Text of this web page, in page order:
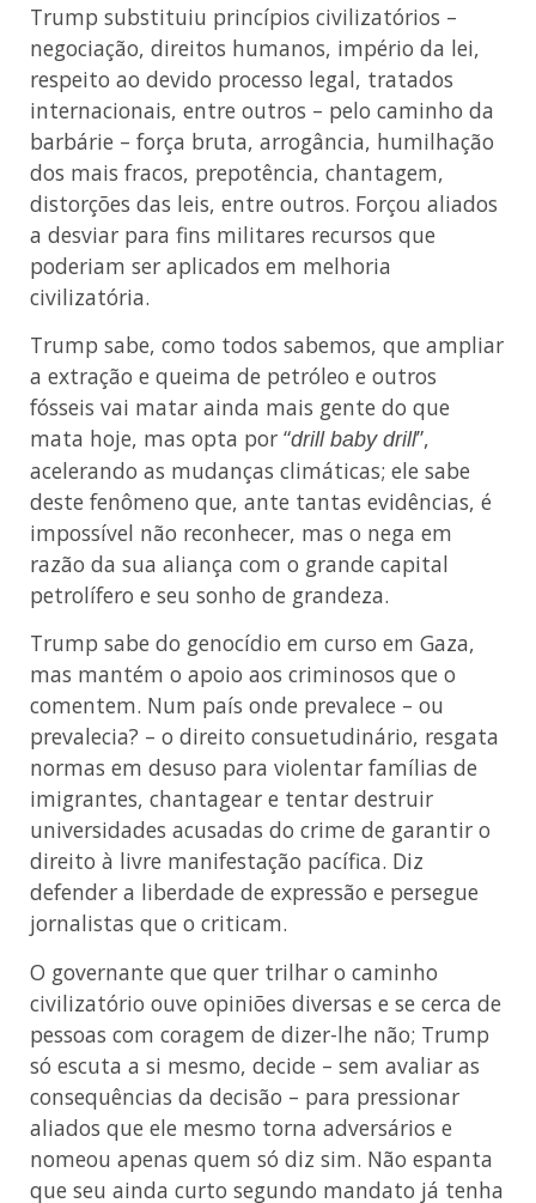
Trump substituiu princípios civilizatórios –
negociação, direitos humanos, império da lei,
respeito ao devido processo legal, tratados
internacionais, entre outros – pelo caminho da
barbárie – força bruta, arrogância, humilhação
dos mais fracos, prepotência, chantagem,
distorções das leis, entre outros. Forçou aliados
a desviar para fins militares recursos que
poderiam ser aplicados em melhoria
civilizatória.
Trump sabe, como todos sabemos, que ampliar
a extração e queima de petróleo e outros
fósseis vai matar ainda mais gente do que
mata hoje, mas opta por “drill baby drill”,
acelerando as mudanças climáticas; ele sabe
deste fenômeno que, ante tantas evidências, é
impossível não reconhecer, mas o nega em
razão da sua aliança com o grande capital
petrolífero e seu sonho de grandeza.
Trump sabe do genocídio em curso em Gaza,
mas mantém o apoio aos criminosos que o
comentem. Num país onde prevalece – ou
prevalecia? – o direito consuetudinário, resgata
normas em desuso para violentar famílias de
imigrantes, chantagear e tentar destruir
universidades acusadas do crime de garantir o
direito à livre manifestação pacífica. Diz
defender a liberdade de expressão e persegue
jornalistas que o criticam.
O governante que quer trilhar o caminho
civilizatório ouve opiniões diversas e se cerca de
pessoas com coragem de dizer-lhe não; Trump
só escuta a si mesmo, decide – sem avaliar as
consequências da decisão – para pressionar
aliados que ele mesmo torna adversários e
nomeou apenas quem só diz sim. Não espanta
que seu ainda curto segundo mandato já tenha